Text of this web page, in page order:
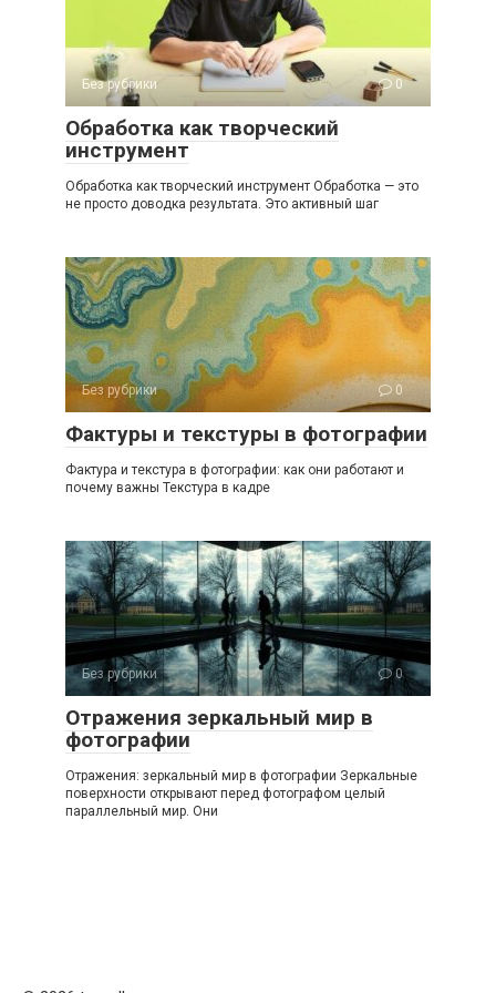
Без рубрики 0
Обработка как творческий
инструмент
Обработка как творческий инструмент Обработка — это
не просто доводка результата. Это активный шаг
Без рубрики 0
Фактуры и текстуры в фотографии
Фактура и текстура в фотографии: как они работают и
почему важны Текстура в кадре
Без рубрики 0
Отражения зеркальный мир в
фотографии
Отражения: зеркальный мир в фотографии Зеркальные
поверхности открывают перед фотографом целый
параллельный мир. Они